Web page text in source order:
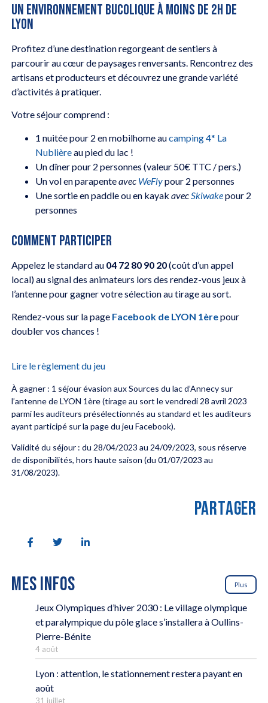
UN ENVIRONNEMENT BUCOLIQUE À MOINS DE 2H DE
LYON
Profitez d’une destination regorgeant de sentiers à
parcourir au cœur de paysages renversants. Rencontrez des
artisans et producteurs et découvrez une grande variété
d’activités à pratiquer.
Votre séjour comprend :
1 nuitée pour 2 en mobilhome aucamping 4* La
Nublièreau pied du lac !
Un dîner pour 2 personnes (valeur 50€ TTC / pers.)
Un vol en parapenteavec WeFlypour 2 personnes
Une sortie en paddle ou en kayak avec Skiwakepour 2
personnes
COMMENT PARTICIPER
Appelez le standard au 04 72 80 90 20(coût d’un appel
local) au signal des animateurs lors des rendez-vous jeux à
l’antenne pour gagner votre sélection au tirage au sort.
Rendez-vous sur la page Facebook de LYON 1èrepour
doubler vos chances !
Lire le règlement du jeu
À gagner : 1 séjour évasion aux Sources du lac d’Annecy sur
l’antenne de LYON 1ère (tirage au sort le vendredi 28 avril 2023
parmi les auditeurs présélectionnés au standard et les auditeurs
ayant participé sur la page du jeu Facebook).
Validité du séjour : du 28/04/2023 au 24/09/2023, sous réserve
de disponibilités, hors haute saison (du 01/07/2023 au
31/08/2023).
PARTAGER
MES INFOS Plus
Jeux Olympiques d’hiver 2030 : Le village olympique
et paralympique du pôle glace s’installera à Oullins-
Pierre-Bénite
4 août
Lyon : attention, le stationnement restera payant en
août
31 juillet